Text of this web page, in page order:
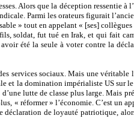
Alors que la déception ressentie à
Parmi les orateurs figurait
» tout en appelant « [ses] collègues
soldat, fut tué en Irak, et qui fait
été la seule à voter contre la
services sociaux. Mais une véritable
et la domination impérialiste US sur
lutte de classe plus large. Mais
« réformer » l’économie. C’est un
déclaration de loyauté patriotique,